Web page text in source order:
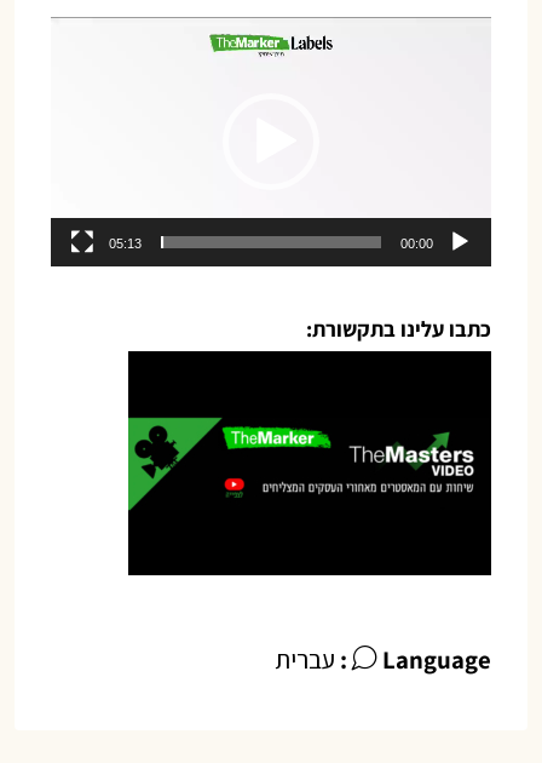
00:00
05:13
כתבו עלינו בתקשורת:
Language: עברית